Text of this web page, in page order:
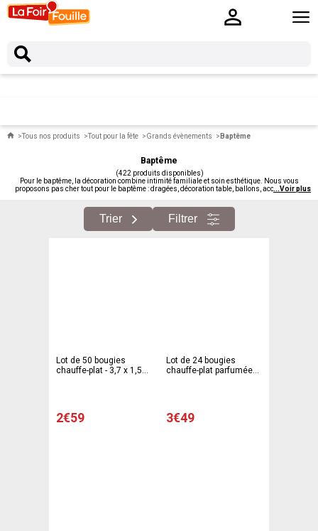
Tous nos produits Tout pour la fête Grands évènements Baptême
Baptême
(422 produits disponibles)
Pour le baptême, la décoration combine intimité familiale et soin esthétique. Nous vous
proposons pas cher tout pour le baptême : dragées, décoration table, ballons, accessoires,
...Voir plus
Trier Filtrer
Lot de 50 bougies
chauffe-plat - 3,7 x 1,5
2€59
Lot de 24 bougies
chauffe-plat parfumées -
3€49